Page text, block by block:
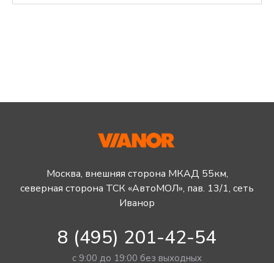
Москва, внешняя сторона МКАД 55км,
северная сторона ТСК «АвтоМОЛ», пав. 13/1, сеть
Иванор
8 (495) 201-42-54
с 9:00 до 19:00 без выходных